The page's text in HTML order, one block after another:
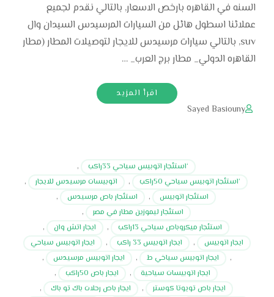
السنه في القاهره بارخص الاسعار, بالتالي نقدم لجميع
عملائنا اسطول هائل من السيارات المرسيدس السيدان وال
suv, بالتالي سيارات مرسيدس للايجار لتوصيلات المطار (مطار
القاهره الدولي_ مطار برج العرب_ …
اقرأ المزيد
Sayed Basiouny
‘استئجار اتوبيس سياحي 33راكب
,
‘استئجار اتوبيس سياحي 50راكب
, اتوبيسات مرسيدس للايجار
,
استئجار اتوبيس
, استئجار باص مرسيدس
,
استئجار ليموزين مطار في مصر
,
استئجار ميكروباص سياحي 13راكب
, ايجار اتش وان
,
ايجار اتوبيس
, ايجار اتوبيس 33 راكب ,
ايجار اتوبيس سياحي
,
ايجار اتوبيس سياخي ط , ايجار اتوبيس مرسيدس
,
ايجار اتوبيسات سياحية
, ايجار باص 50راكب
,
ايجار باص تويوتا كوستر
, ايجار باص رحلات باك تو باك
,